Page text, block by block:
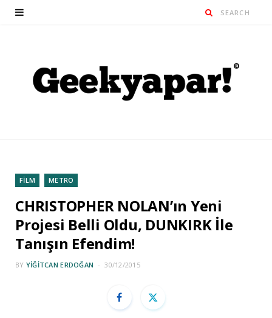
FİLM METRO
CHRISTOPHER NOLAN’ın Yeni
Projesi Belli Oldu, DUNKIRK İle
Tanışın Efendim!
BY YIĞITCAN ERDOĞAN 30/12/2015